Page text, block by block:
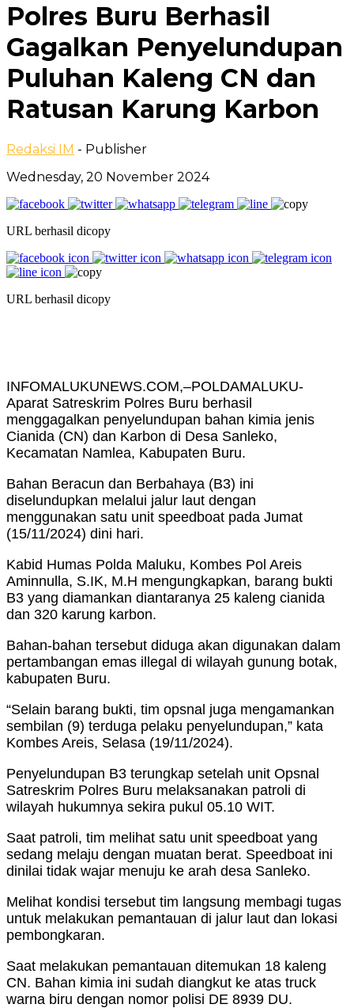
Polres Buru Berhasil
Gagalkan Penyelundupan
Puluhan Kaleng CN dan
Ratusan Karung Karbon
Redaksi IM - Publisher
Wednesday, 20 November 2024
URL berhasil dicopy
URL berhasil dicopy
INFOMALUKUNEWS.COM,–POLDAMALUKU-
Aparat Satreskrim Polres Buru berhasil
menggagalkan penyelundupan bahan kimia jenis
Cianida (CN) dan Karbon di Desa Sanleko,
Kecamatan Namlea, Kabupaten Buru.
Bahan Beracun dan Berbahaya (B3) ini
diselundupkan melalui jalur laut dengan
menggunakan satu unit speedboat pada Jumat
(15/11/2024) dini hari.
Kabid Humas Polda Maluku, Kombes Pol Areis
Aminnulla, S.IK, M.H mengungkapkan, barang bukti
B3 yang diamankan diantaranya 25 kaleng cianida
dan 320 karung karbon.
Bahan-bahan tersebut diduga akan digunakan dalam
pertambangan emas illegal di wilayah gunung botak,
kabupaten Buru.
“Selain barang bukti, tim opsnal juga mengamankan
sembilan (9) terduga pelaku penyelundupan,” kata
Kombes Areis, Selasa (19/11/2024).
Penyelundupan B3 terungkap setelah unit Opsnal
Satreskrim Polres Buru melaksanakan patroli di
wilayah hukumnya sekira pukul 05.10 WIT.
Saat patroli, tim melihat satu unit speedboat yang
sedang melaju dengan muatan berat. Speedboat ini
dinilai tidak wajar menuju ke arah desa Sanleko.
Melihat kondisi tersebut tim langsung membagi tugas
untuk melakukan pemantauan di jalur laut dan lokasi
pembongkaran.
Saat melakukan pemantauan ditemukan 18 kaleng
CN. Bahan kimia ini sudah diangkut ke atas truck
warna biru dengan nomor polisi DE 8939 DU.